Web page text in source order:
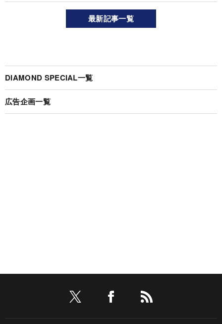
最新記事一覧
DIAMOND SPECIAL一覧
広告企画一覧